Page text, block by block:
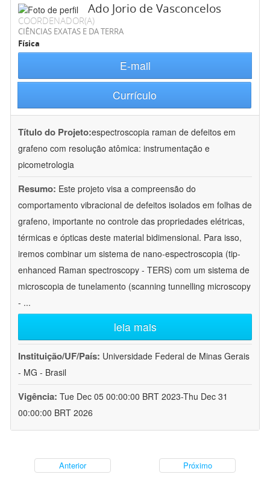
Ado Jorio de Vasconcelos
COORDENADOR(A)
CIÊNCIAS EXATAS E DA TERRA
Física
E-mail
Currículo
Título do Projeto:espectroscopia raman de defeitos em
grafeno com resolução atômica: instrumentação e
picometrologia
Resumo: Este projeto visa a compreensão do
comportamento vibracional de defeitos isolados em folhas de
grafeno, importante no controle das propriedades elétricas,
térmicas e ópticas deste material bidimensional. Para isso,
iremos combinar um sistema de nano-espectroscopia (tip-
enhanced Raman spectroscopy - TERS) com um sistema de
microscopia de tunelamento (scanning tunnelling microscopy
- ...
leia mais
Instituição/UF/País: Universidade Federal de Minas Gerais
- MG - Brasil
Vigência: Tue Dec 05 00:00:00 BRT 2023-Thu Dec 31
00:00:00 BRT 2026
Anterior Próximo